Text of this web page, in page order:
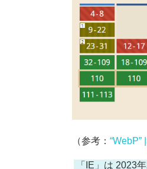
（参考：
「IE」は 2023